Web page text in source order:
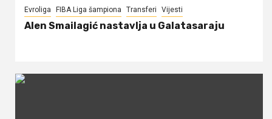
Evroliga FIBA Liga šampiona Transferi Vijesti
Alen Smailagić nastavlja u Galatasaraju